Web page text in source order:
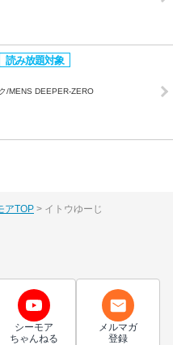
/MENS DEEPER-ZERO
アTOP イトウゆーじ
シーモア
ちゃんねる
メルマガ
登録